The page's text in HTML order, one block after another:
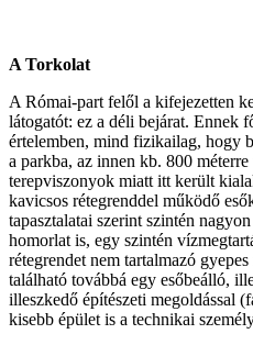
A Torkolat
A Római-part felől a kifejezetten
látogatót: ez a déli bejárat. Ennek
értelemben, mind fizikailag, hogy
a parkba, az innen kb. 800
terepviszonyok miatt itt került
kavicsos rétegrenddel működő
tapasztalatai szerint szintén
homorlat is, egy szintén
rétegrendet nem tartalmazó
található továbbá egy esőbeálló,
illeszkedő építészeti megoldással
kisebb épület is a technikai